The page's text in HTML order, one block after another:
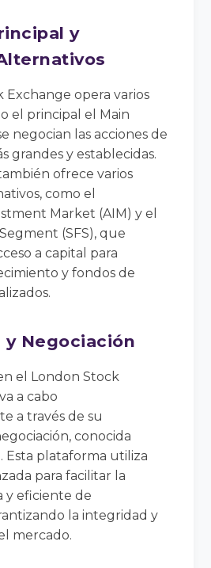
y
Exchange opera varios
el principal el Main
negocian las acciones de
grandes y establecidas.
ofrece varios
como el
Market (AIM) y el
(SFS), que
a capital para
y fondos de
y Negociación
el London Stock
a cabo
a través de su
conocida
Esta plataforma utiliza
para facilitar la
y eficiente de
la integridad y
mercado.